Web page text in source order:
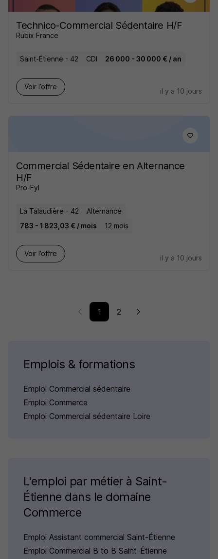
Technico-Commercial Sédentaire H/F
Rubix France
Saint-Étienne - 42 CDI 26 000 - 30 000 € / an
Voir l’offre
il y a 10 jours
Commercial Sédentaire en Alternance
H/F
Pro-Fyl
La Talaudière - 42
Alternance
783 - 1 823,03 € / mois
12 mois
Voir l’offre
il y a 10 jours
1 2
Emplois & formations
Emploi Commercial sédentaire
Emploi Commerce
Emploi Commercial sédentaire Loire
L'emploi par métier à Saint-
Étienne dans le domaine
Commerce
Emploi Assistant commercial Saint-Étienne
Emploi Commercial B to B Saint-Étienne